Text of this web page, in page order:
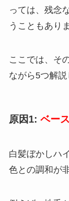
っては、残念
うこともあり
ここでは、そ
ながら5つ解説
原因1: ベー
白髪ぼかしハ
色との調和が